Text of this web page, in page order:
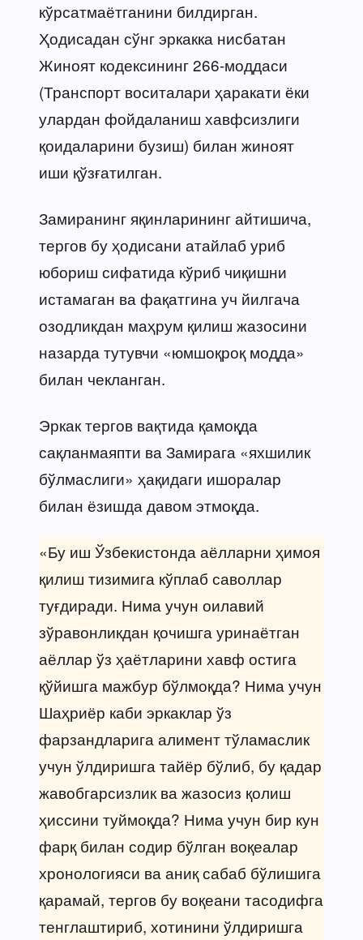
кўрсатмаётганини билдирган.
Ҳодисадан сўнг эркакка нисбатан
Жиноят кодексининг 266-моддаси
(Транспорт воситалари ҳаракати ёки
улардан фойдаланиш хавфсизлиги
қоидаларини бузиш) билан жиноят
иши қўзғатилган.
Замиранинг яқинларининг айтишича,
тергов бу ҳодисани атайлаб уриб
юбориш сифатида кўриб чиқишни
истамаган ва фақатгина уч йилгача
озодликдан маҳрум қилиш жазосини
назарда тутувчи «юмшоқроқ модда»
билан чекланган.
Эркак тергов вақтида қамоқда
сақланмаяпти ва Замирага «яхшилик
бўлмаслиги» ҳақидаги ишоралар
билан ёзишда давом этмоқда.
«Бу иш Ўзбекистонда аёлларни ҳимоя
қилиш тизимига кўплаб саволлар
туғдиради. Нима учун оилавий
зўравонликдан қочишга уринаётган
аёллар ўз ҳаётларини хавф остига
қўйишга мажбур бўлмоқда? Нима учун
Шаҳриёр каби эркаклар ўз
фарзандларига алимент тўламаслик
учун ўлдиришга тайёр бўлиб, бу қадар
жавобгарсизлик ва жазосиз қолиш
ҳиссини туймоқда? Нима учун бир кун
фарқ билан содир бўлган воқеалар
хронологияси ва аниқ сабаб бўлишига
қарамай, тергов бу воқеани тасодифга
тенглаштириб, хотинини ўлдиришга